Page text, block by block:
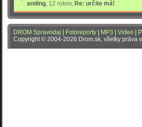
anding, 12 rokov, Re: určite má!
DROM Spravodaj Fotoreporty MP3 Video
Copyright © 2004-2026 Drom.sk, všetky práva